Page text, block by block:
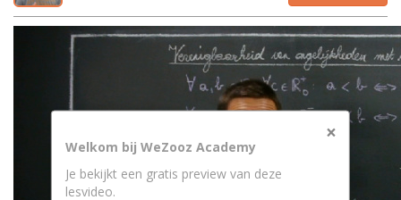
×
Welkom bij WeZooz Academy
Je bekijkt een gratis preview van deze
lesvideo.